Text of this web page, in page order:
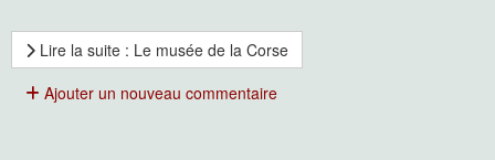
Lire la suite : Le musée de la Corse
Ajouter un nouveau commentaire